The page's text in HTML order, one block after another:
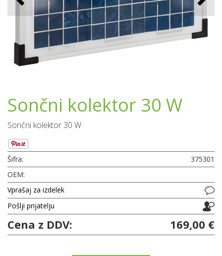
Sončni kolektor 30 W
Sončni kolektor 30 W
Šifra:
375301
OEM:
Vprašaj za izdelek
Pošlji prijatelju
Cena z DDV: 169,00 €